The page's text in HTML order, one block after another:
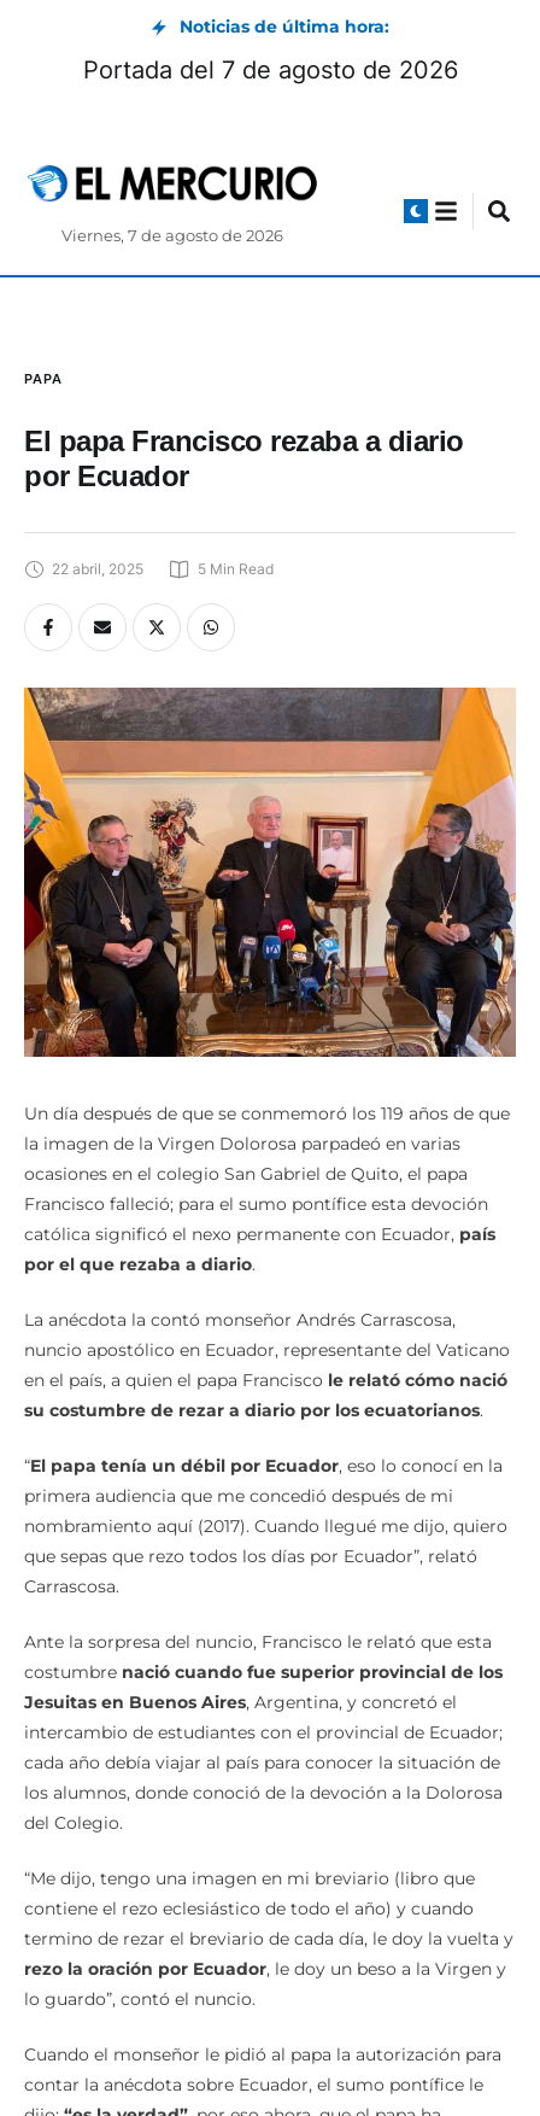
Noticias de última hora:
horarios y exposiciones
Portada del
El papa Francisco rezaba a diario
por Ecuador
Un día después de que se conmemoró los 119 años de que
la imagen de la Virgen Dolorosa parpadeó en varias
ocasiones en el colegio San Gabriel de Quito, el papa
Francisco falleció; para el sumo pontífice esta devoción
católica significó el nexo permanente con Ecuador,
La anécdota la contó monseñor Andrés Carrascosa,
nuncio apostólico en Ecuador, representante del Vaticano
en el país, a quien el papa Francisco
le relató cómo nació
El papa tenía un débil por Ecuador , eso lo conocí en la
primera audiencia que me concedió después de mi
nombramiento aquí (2017). Cuando llegué me dijo, quiero
que sepas que rezo todos los días por Ecuador”, relató
Ante la sorpresa del nuncio, Francisco le relató que esta
costumbre
nació cuando fue superior provincial de los
Jesuitas en Buenos Aires
, Argentina, y concretó el
intercambio de estudiantes con el provincial de Ecuador;
cada año debía viajar al país para conocer la situación de
los alumnos, donde conoció de la devoción a la Dolorosa
“Me dijo, tengo una imagen en mi breviario (libro que
contiene el rezo eclesiástico de todo el año) y cuando
termino de rezar el breviario de cada día, le doy la vuelta y
rezo la oración por Ecuador
Cuando el monseñor le pidió al papa la autorización para
contar la anécdota sobre Ecuador, el sumo pontífice le